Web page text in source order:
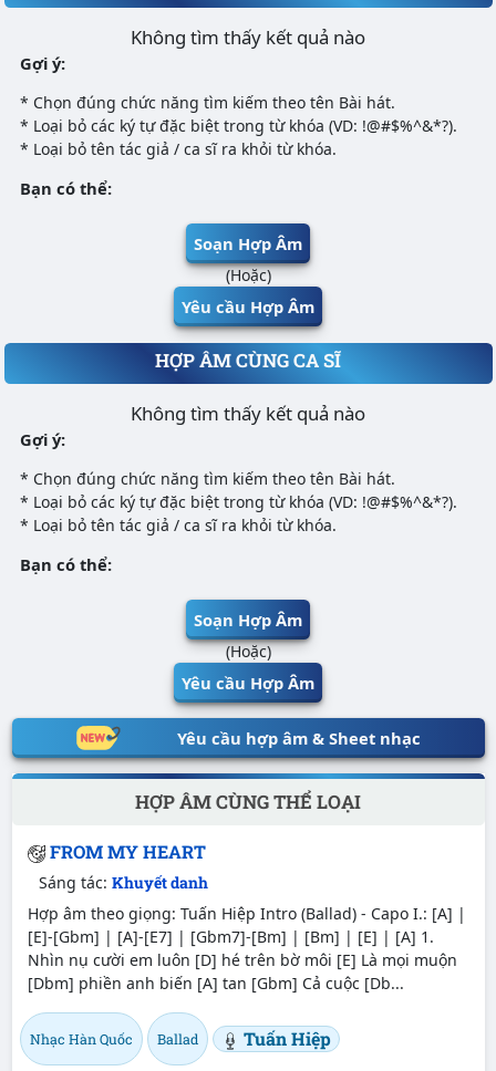
Không tìm thấy kết quả nào
Gợi ý:
* Chọn đúng chức năng tìm kiếm theo tên Bài hát.
* Loại bỏ các ký tự đặc biệt trong từ khóa (VD: !@#$%^&*?).
* Loại bỏ tên tác giả / ca sĩ ra khỏi từ khóa.
Bạn có thể:
Soạn Hợp Âm
(Hoặc)
Yêu cầu Hợp Âm
HỢP ÂM CÙNG CA SĨ
Không tìm thấy kết quả nào
Gợi ý:
* Chọn đúng chức năng tìm kiếm theo tên Bài hát.
* Loại bỏ các ký tự đặc biệt trong từ khóa (VD: !@#$%^&*?).
* Loại bỏ tên tác giả / ca sĩ ra khỏi từ khóa.
Bạn có thể:
Soạn Hợp Âm
(Hoặc)
Yêu cầu Hợp Âm
Yêu cầu hợp âm & Sheet nhạc
HỢP ÂM CÙNG THỂ LOẠI
FROM MY HEART
Sáng tác: Khuyết danh
Hợp âm theo giọng: Tuấn Hiệp Intro (Ballad) - Capo I.: [A] |
[E]-[Gbm] | [A]-[E7] | [Gbm7]-[Bm] | [Bm] | [E] | [A] 1.
Nhìn nụ cười em luôn [D] hé trên bờ môi [E] Là mọi muộn
[Dbm] phiền anh biến [A] tan [Gbm] Cả cuộc [Db...
Nhạc Hàn Quốc Ballad Tuấn Hiệp